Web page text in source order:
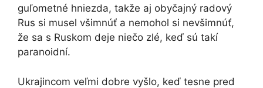
guľometné hniezda, takže aj obyčajný radový
Rus si musel všimnúť a nemohol si nevšimnúť,
že sa s Ruskom deje niečo zlé, keď sú takí
paranoidní.
Ukrajincom veľmi dobre vyšlo, keď tesne pred